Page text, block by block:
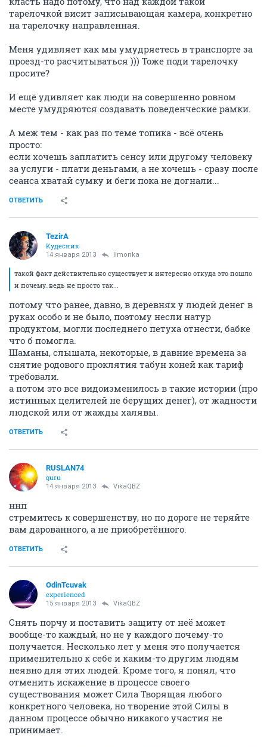
тарелочкой висит записывающая камера, конкретно
на тарелочку направленная.
Меня удивляет как мы умудряетесь в транспорте за
проезд-то расчитываться ))) Тоже поди тарелочку
просите?
И ещё удивляет как люди на совершенно ровном
месте умудряются создавать поведенческие рамки.
А меж тем - как раз по теме топика - всё очень
просто:
если хочешь заплатить сенсу или другому человеку
за услуги - плати деньгами, а не хочешь - сразу после
сеанса хватай сумку и беги пока не догнали...
ОТВЕТИТЬ
TezirA
Кудесник
14 января 2013 limonka
такой факт действительно существует и интересно откуда это пошло
и почему..ведь не просто так...
потому что ранее, давно, в деревнях у людей денег в
руках особо и не было, поэтому несли натур
продуктом, могли последнего петуха отнести, бабке
что б помогла.
Шаманы, слышала, некоторые, в давние времена за
снятие родового проклятия табун коней как тариф
требовали.
а потом это все видоизменилось в такие истории (про
истинных целителей не берущих денег), от жадности
людской или от жажды халявы.
ОТВЕТИТЬ
RUSLAN74
guru
14 января 2013 VikaQBZ
ннп
стремитесь к совершенству, но по дороге не теряйте
вам дарованного, а не приобретённого.
ОТВЕТИТЬ
OdinTcuvak
experienced
15 января 2013 VikaQBZ
Снять порчу и поставить защиту от неё может
вообще-то каждый, но не у каждого почему-то
получается. Несколько лет у меня это получается
применительно к себе и каким-то другим людям
неявно для этих людей. Кроме того, я понял, что
отменить искажение в процессе своего
существования может Сила Творящая любого
конкретного человека, но творение этой Силы в
данном процессе обычно никакого участия не
принимает.